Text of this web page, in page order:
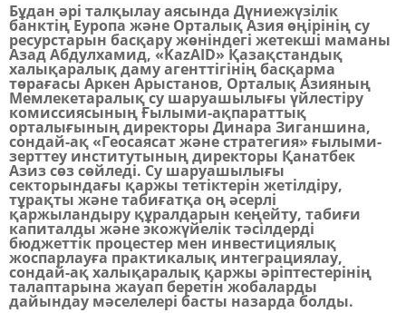
Бұдан әрі талқылау аясында Дүниежүзілік
банктің Еуропа және Орталық Азия өңірінің су
ресурстарын басқару жөніндегі жетекші маманы
Азад Абдулхамид, «KazAID» Қазақстандық
халықаралық даму агенттігінің басқарма
төрағасы Аркен Арыстанов, Орталық Азияның
Мемлекетаралық су шаруашылығы үйлестіру
комиссиясының Ғылыми-ақпараттық
орталығының директоры Динара Зиганшина,
сондай-ақ «Геосаясат және стратегия» ғылыми-
зерттеу институтының директоры Қанатбек
Азиз сөз сөйледі. Су шаруашылығы
секторындағы қаржы тетіктерін жетілдіру,
тұрақты және табиғатқа оң әсерлі
қаржыландыру құралдарын кеңейту, табиғи
капиталды және экожүйелік тәсілдерді
бюджеттік процестер мен инвестициялық
жоспарлауға практикалық интеграциялау,
сондай-ақ халықаралық қаржы әріптестерінің
талаптарына жауап беретін жобаларды
дайындау мәселелері басты назарда болды.